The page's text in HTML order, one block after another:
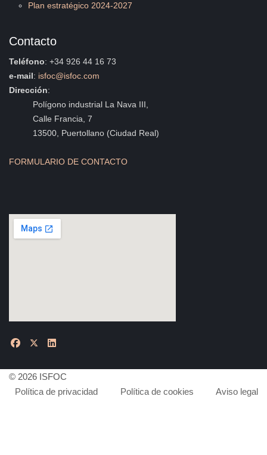
Plan estratégico 2024-2027
Contacto
Teléfono: +34 926 44 16 73
e-mail: isfoc@isfoc.com
Dirección:
Polígono industrial La Nava III,
Calle Francia, 7
13500, Puertollano (Ciudad Real)
FORMULARIO DE CONTACTO
© 2026 ISFOC
Política de privacidad
Política de cookies Aviso legal